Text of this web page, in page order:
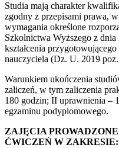
Studia mają charakter
zgodny z przepisami prawa,
wymagania określone
Szkolnictwa Wyższego z
kształcenia
nauczyciela (Dz. U. 2019
Warunkiem ukończenia
zaliczeń, w tym zaliczenia
180 godzin; II uprawnienia –
egzaminu podyplomowego.
ZAJĘCIA
ĆWICZEŃ W ZAKRESIE: